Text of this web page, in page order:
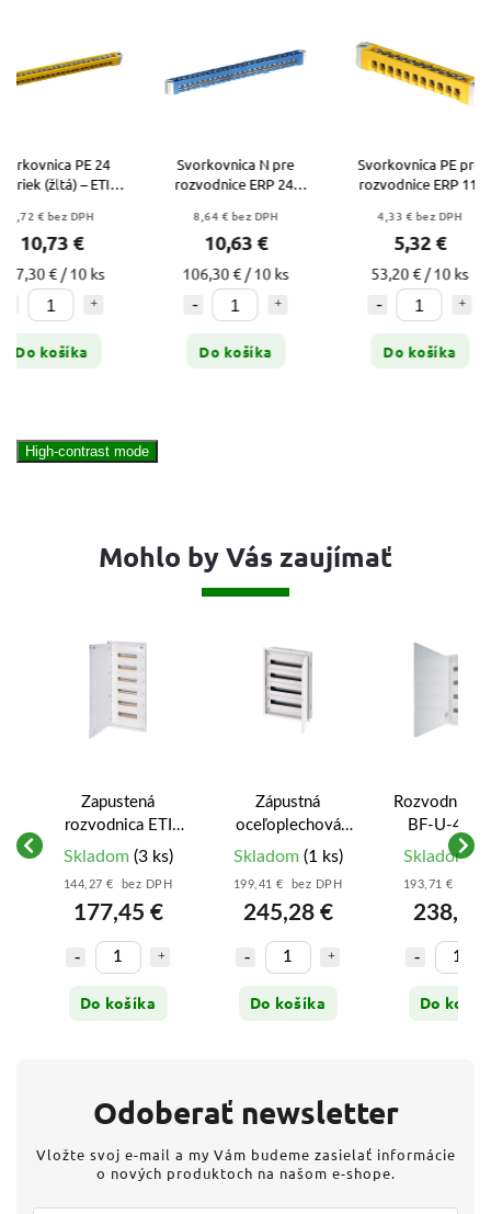
Svorkovnica N pre
rozvodnice ERP 24-
(001101282)
8,64 € bez DPH
10,63 €
106,30 € / 10 ks
Do košíka
Svorkovnica PE pre
rozvodnice ERP 11-
(001101283)
4,33 € bez DPH
5,32 €
53,20 € / 10 ks
Do košíka
Zámok s
ELK-
4,46 € bez
High-contrast mode
Mohlo by Vás zaujímať
Zapustená
rozvodnica ETI
ERP18-6 (108
kovovými dverami
Skladom (3 ks)
144,27 € bez DPH
177,45 €
Do košíka
Zápustná
oceľoplechová
rozvodnica Eaton
D125 (96
modulov) - EP-
502538
Skladom (1 ks)
199,41 € bez DPH
245,28 €
Do košíka
Rozvodnica
BF-U-4/
(283049) -
Skladom(1
193,71 € bez
238,26
Do
Odoberať newsletter
Vložte svoj e-mail a my Vám budeme zasielať informácie
o nových produktoch na našom e-shope.